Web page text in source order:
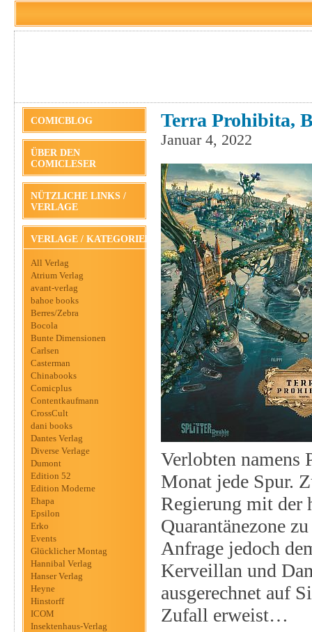
COMICBLOG
ÜBER DEN
COMICLESER
NÜTZLICHE LINKS /
VERLAGE
VERLAGE / KATEGORIEN
All Verlag
Atrium Verlag
avant-verlag
bahoe books
Berres/Zebra
Bocola
Bunte Dimensionen
Carlsen
Casterman
Chinabooks
Comicplus
Contentkaufmann
CrossCult
dani books
Dantes Verlag
Diverse Verlage
Dumont
Edition 52
Edition Moderne
Ehapa
Epsilon
Erko
Events
Glücklicher Montag
Hannibal Verlag
Hanser Verlag
Heyne
Hinstorff
ICOM
Insektenhaus-Verlag
Terra Prohibita,
Januar 4, 2022
Verlobten namens
Monat jede Spur.
Regierung mit der
Quarantänezone
Anfrage jedoch
Kerveillan und
ausgerechnet auf
Zufall erweist…